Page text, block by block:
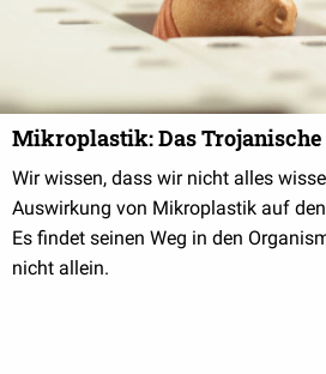
Mikroplastik: Das
Wir wissen, dass wir nicht alles
Auswirkung von Mikroplastik auf
Es findet seinen Weg in den
nicht allein.